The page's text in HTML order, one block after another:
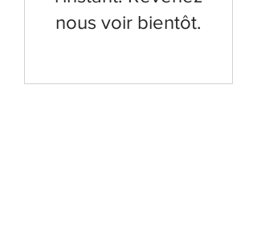
nous voir bientôt.